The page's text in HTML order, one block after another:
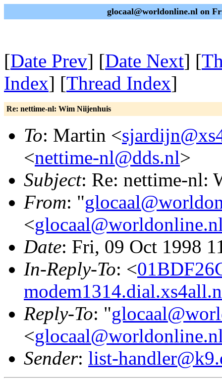
glocaal@worldonline.nl on
[Date Prev] [Date Next] [
Index] [Thread Index]
Re: nettime-nl: Wim Niijenhuis
To: Martin <
<nettime-nl@dds.nl>
Subject: Re: nettime-nl:
From: "
<
Date: Fri, 09 Oct 1998
In-Reply-To: <
Reply-To: "
<
Sender: list-